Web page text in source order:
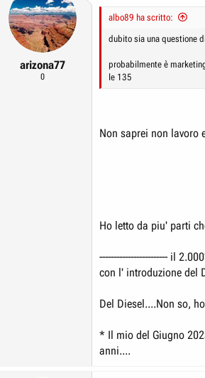
e
arizona77
0
albo89 ha scritto:
dubito sia una questione
probabilmente è
le 135
Non saprei non lavoro
Ho letto da piu' parti
------------------------ il
con l' introduzione del
Del Diesel....Non so,
* Il mio del Giugno
anni....